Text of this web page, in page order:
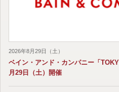
2026年8月29日（土）
ベイン・アンド・カンパニー「
月29日（土）開催